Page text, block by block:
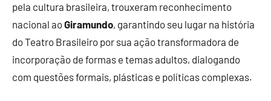
pela cultura brasileira, trouxeram reconhecimento
nacional aoGiramundo, garantindo seu lugar na história
do Teatro Brasileiro por sua ação transformadora de
incorporação de formas e temas adultos, dialogando
com questões formais, plásticas e políticas complexas.